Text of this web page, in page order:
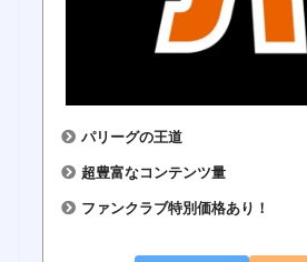
パリーグの王道
超豊富なコンテンツ量
ファンクラブ特別価格あり！